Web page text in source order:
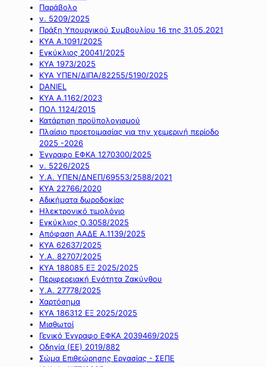
Παράβολο
ν. 5209/2025
Πράξη Υπουργικού Συμβουλίου 16 της 31.05.2021
ΚΥΑ Α.1091/2025
Εγκύκλιος 20041/2025
ΚΥΑ 1973/2025
ΚΥΑ ΥΠΕΝ/ΔΙΠΑ/82255/5190/2025
DANIEL
ΚΥΑ Α.1162/2023
ΠΟΛ 1124/2015
Κατάρτιση προϋπολογισμού
Πλαίσιο προετοιμασίας για την χειμερινή περίοδο
2025 -2026
Έγγραφο ΕΦΚΑ 1270300/2025
ν. 5226/2025
Υ.Α. ΥΠΕΝ/ΔΝΕΠ/69553/2588/2021
ΚΥΑ 22766/2020
Αδικήματα δωροδοκίας
Ηλεκτρονικό τιμολόγιο
Εγκύκλιος Ο.3058/2025
Απόφαση ΑΑΔΕ Α.1139/2025
ΚΥΑ 62637/2025
Υ.Α. 82707/2025
ΚΥΑ 188085 ΕΞ 2025/2025
Περιφερειακή Ενότητα Ζακύνθου
Υ.Α. 27778/2025
Χαρτόσημα
ΚΥΑ 186312 ΕΞ 2025/2025
Μισθωτοί
Γενικό Έγγραφο ΕΦΚΑ 2039469/2025
Οδηγία (ΕΕ) 2019/882
Σώμα Επιθεώρησης Εργασίας - ΣΕΠΕ